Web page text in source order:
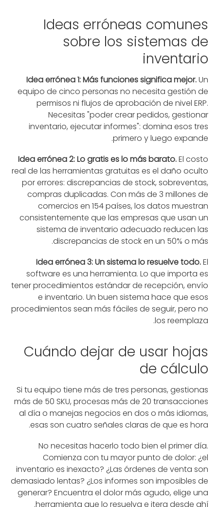
Ideas erróneas comunes
sobre los sistemas de
inventario
Idea errónea 1: Más funciones significa mejor.Un
equipo de cinco personas no necesita gestión de
permisos ni flujos de aprobación de nivel ERP.
Necesitas "poder crear pedidos, gestionar
inventario, ejecutar informes": domina esos tres
primero y luego expande.
Idea errónea 2: Lo gratis es lo más barato.El costo
real de las herramientas gratuitas es el daño oculto
por errores: discrepancias de stock, sobreventas,
compras duplicadas. Con más de 3 millones de
comercios en 154 países, los datos muestran
consistentemente que las empresas que usan un
sistema de inventario adecuado reducen las
discrepancias de stock en un 50% o más.
Idea errónea 3: Un sistema lo resuelve todo.El
software es una herramienta. Lo que importa es
tener procedimientos estándar de recepción, envío
e inventario. Un buen sistema hace que esos
procedimientos sean más fáciles de seguir, pero no
los reemplaza.
Cuándo dejar de usar hojas
de cálculo
Si tu equipo tiene más de tres personas, gestionas
más de 50 SKU, procesas más de 20 transacciones
al día o manejas negocios en dos o más idiomas,
esas son cuatro señales claras de que es hora.
No necesitas hacerlo todo bien el primer día.
Comienza con tu mayor punto de dolor: ¿el
inventario es inexacto? ¿Las órdenes de venta son
demasiado lentas? ¿Los informes son imposibles de
generar? Encuentra el dolor más agudo, elige una
herramienta que lo resuelva e itera desde ahí.